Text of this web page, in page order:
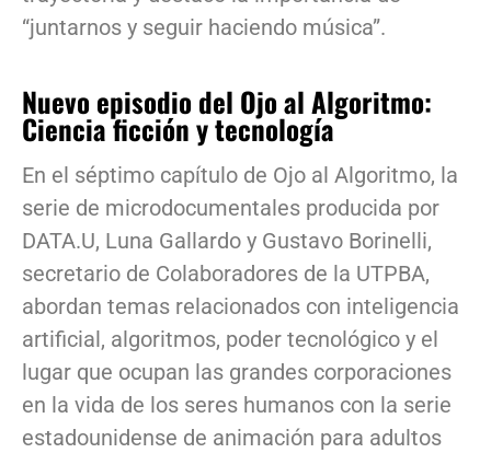
“juntarnos y seguir haciendo música”.
Nuevo episodio del Ojo al Algoritmo:
Ciencia ficción y tecnología
En el séptimo capítulo de Ojo al Algoritmo, la
serie de microdocumentales producida por
DATA.U, Luna Gallardo y Gustavo Borinelli,
secretario de Colaboradores de la UTPBA,
abordan temas relacionados con inteligencia
artificial, algoritmos, poder tecnológico y el
lugar que ocupan las grandes corporaciones
en la vida de los seres humanos con la serie
estadounidense de animación para adultos